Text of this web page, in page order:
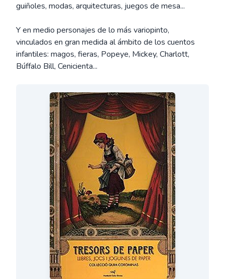
guiñoles, modas, arquitecturas, juegos de mesa...
Y en medio personajes de lo más variopinto,
vinculados en gran medida al ámbito de los cuentos
infantiles: magos, fieras, Popeye, Mickey, Charlott,
Búffalo Bill, Cenicienta...